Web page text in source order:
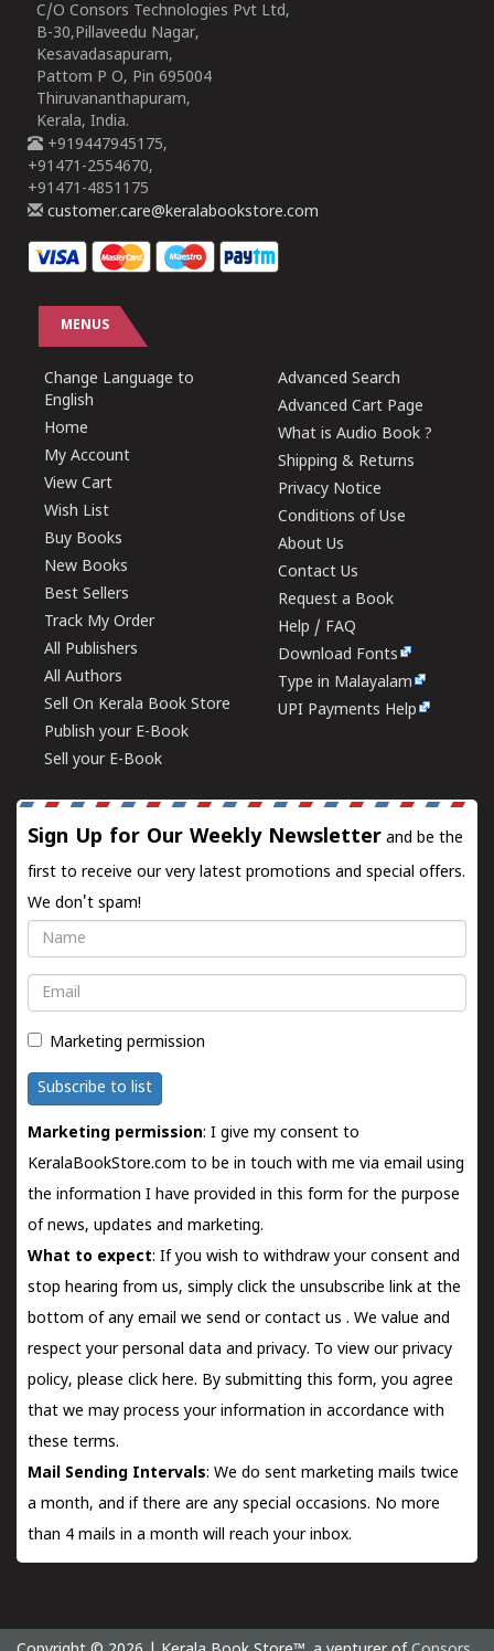
C/O Consors Technologies Pvt Ltd,
B-30,Pillaveedu Nagar,
Kesavadasapuram,
Pattom P O, Pin 695004
Thiruvananthapuram,
Kerala, India.
+919447945175,
+91471-2554670,
+91471-4851175
customer.care@keralabookstore.com
MENUS
Change Language to
English
Home
My Account
View Cart
Wish List
Buy Books
New Books
Best Sellers
Track My Order
All Publishers
All Authors
Sell On Kerala Book Store
Publish your E-Book
Sell your E-Book
Advanced Search
Advanced Cart Page
What is Audio Book ?
Shipping & Returns
Privacy Notice
Conditions of Use
About Us
Contact Us
Request a Book
Help / FAQ
Download Fonts
Type in Malayalam
UPI Payments Help
Sign Up for Our Weekly Newsletter and be the
first to receive our very latest promotions and special offers.
We don't spam!
Name
Email
Marketing permission
Subscribe to list
Marketing permission: I give my consent to
KeralaBookStore.com to be in touch with me via email using
the information I have provided in this form for the purpose
of news, updates and marketing.
What to expect: If you wish to withdraw your consent and
stop hearing from us, simply click the unsubscribe link at the
bottom of any email we send orcontact us . We value and
respect your personal data and privacy. To view our privacy
policy, please click here. By submitting this form, you agree
that we may process your information in accordance with
these terms.
Mail Sending Intervals: We do sent marketing mails twice
a month, and if there are any special occasions. No more
than 4 mails in a month will reach your inbox.